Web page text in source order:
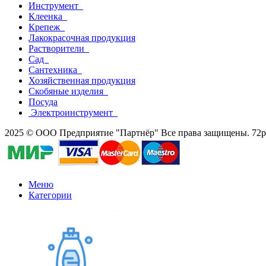
Инструмент
Клеенка
Крепеж
Лакокрасочная продукция
Растворители
Сад
Сантехника
Хозяйственная продукция
Скобяные изделия
Посуда
Электроинструмент
2025 © ООО Предприятие "Партнёр" Все права защищены.
Меню
Категории